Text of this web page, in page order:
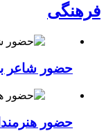
فرهنگی
حضور شاعر
حضور